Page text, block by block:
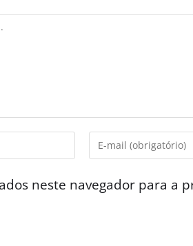
neste navegador para a